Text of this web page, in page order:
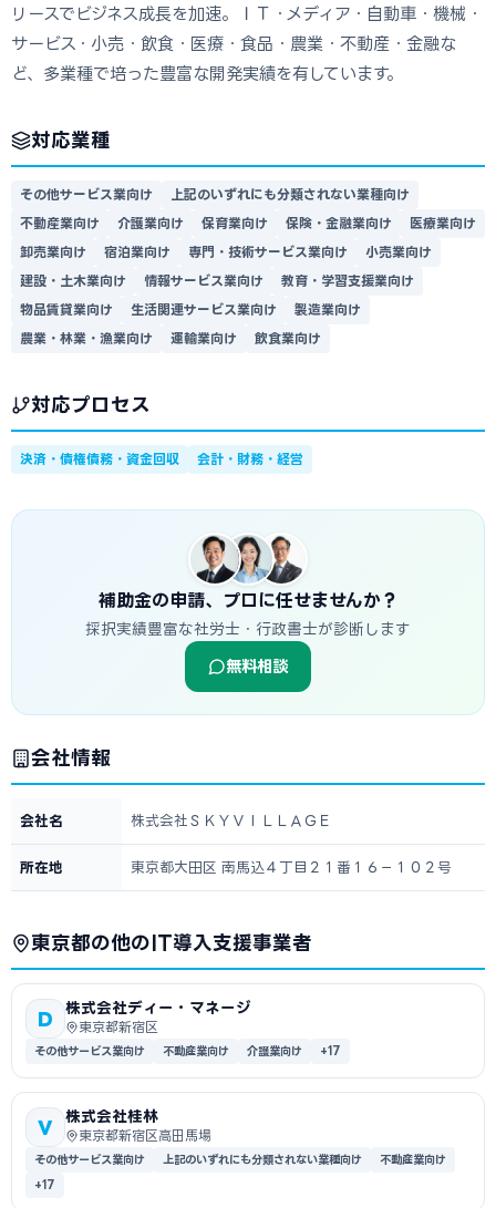
リースでビジネス成長を加速。ＩＴ・メディア・自動車・機械・
サービス・小売・飲食・医療・食品・農業・不動産・金融な
ど、多業種で培った豊富な開発実績を有しています。
対応業種
その他サービス業向け
上記のいずれにも分類されない業種向け
不動産業向け
介護業向け 保育業向け 保険・金融業向け
医療業向け
卸売業向け
宿泊業向け 専門・技術サービス業向け
小売業向け
建設・土木業向け
情報サービス業向け
教育・学習支援業向け
物品賃貸業向け
生活関連サービス業向け
製造業向け
農業・林業・漁業向け
運輸業向け 飲食業向け
対応プロセス
決済・債権債務・資金回収 会計・財務・経営
補助金の申請、プロに任せませんか？
採択実績豊富な社労士・行政書士が診断します
無料相談
会社情報
会社名 株式会社ＳＫＹＶＩＬＬＡＧＥ
所在地 東京都大田区 南馬込４丁目２１番１６－１０２号
東京都の他のIT導入支援事業者
D
株式会社ディー・マネージ
東京都新宿区
その他サービス業向け 不動産業向け 介護業向け +17
V
株式会社桂林
東京都新宿区高田馬場
その他サービス業向け 上記のいずれにも分類されない業種向け
不動産業向け
+17